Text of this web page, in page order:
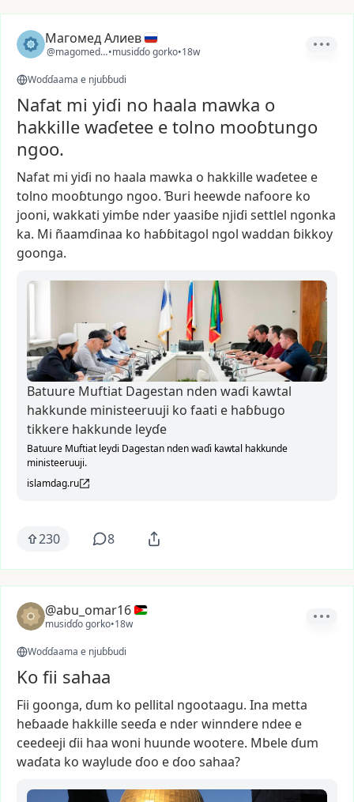
Магомед Алиев
@magomed_0510
•musiɗɗo gorko•18w
Woɗɗaama e njuɓɓudi
Nafat mi yiɗi no haala mawka o
hakkille waɗetee e tolno mooɓtungo
ngoo.
Nafat mi yiɗi no haala mawka o hakkillewaɗetee e
tolno mooɓtungo ngoo. Ɓuri heewde nafoore ko
jooni, wakkati yimɓe nderyaasiɓe njiɗi settlel ngonka
ka. Mi ñaamɗinaa ko haɓɓitagol ngol waddan ɓikkoy
goonga.
Batuure Muftiat Dagestan nden waɗi kawtal
hakkunde ministeeruuji ko faati e haɓɓugo
tikkere hakkunde leyɗe
Batuure Muftiat leydi Dagestan nden waɗi kawtal hakkunde
ministeeruuji.
islamdag.ru
230 8
@abu_omar16
musiɗɗo gorko•18w
Woɗɗaama e njuɓɓudi
Ko fii sahaa
Fii goonga, ɗum ko pellital ngootaagu. Ina metta
heɓaade hakkilleseeɗa e nderwinndere ndee e
ceedeeji ɗii haa woni huundewootere. Mbele ɗum
waɗata ko waylude ɗoo e ɗoo sahaa?